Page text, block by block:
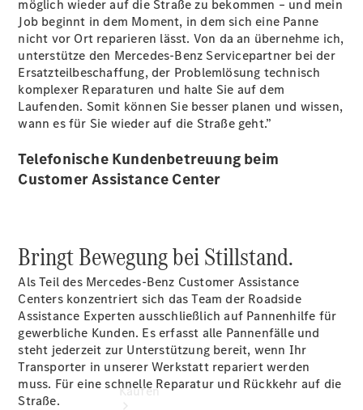
Startseite
Ansprechpartner
finden
Probefahrt
vereinbaren
vereinbaren
Servicetermin
vereinbaren
Kaufen
möglich wieder auf die Straße zu bekommen – und mein
Job beginnt in dem Moment, in dem sich eine Panne
nicht vor Ort reparieren lässt. Von da an übernehme ich,
unterstütze den Mercedes-Benz Servicepartner bei der
Ersatzteilbeschaffung, der Problemlösung technisch
komplexer Reparaturen und halte Sie auf dem
Laufenden. Somit können Sie besser planen und wissen,
wann es für Sie wieder auf die Straße geht.”
Telefonische Kundenbetreuung beim
Customer Assistance Center
Bringt Bewegung bei Stillstand.
Als Teil des Mercedes-Benz Customer Assistance
Centers konzentriert sich das Team der Roadside
Assistance Experten ausschließlich auf Pannenhilfe für
gewerbliche Kunden. Es erfasst alle Pannenfälle und
steht jederzeit zur Unterstützung bereit, wenn Ihr
Transporter in unserer Werkstatt repariert werden
muss. Für eine schnelle Reparatur und Rückkehr auf die
Straße.